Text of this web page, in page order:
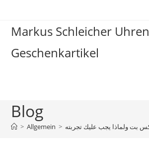
Markus Schleicher
Geschenkartikel
Blog
> Allgemein > بت ولماذا يجب عليك تجربته